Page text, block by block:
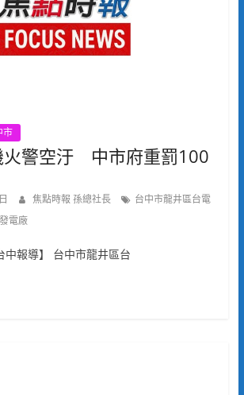
市
火警空汙 中市府重罰100
焦點時報 孫總社長
台中市龍井區台電
電廠
中報導】 台中市龍井區台